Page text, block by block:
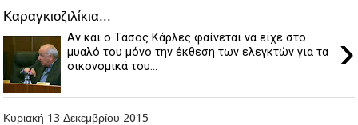
Καραγκιοζιλίκια...
›
Αν και ο Τάσος Κάρλες φαίνεται να είχε στο
μυαλό του μόνο την έκθεση των ελεγκτών για τα
οικονομικά του...
Κυριακή 13 Δεκεμβρίου 2015